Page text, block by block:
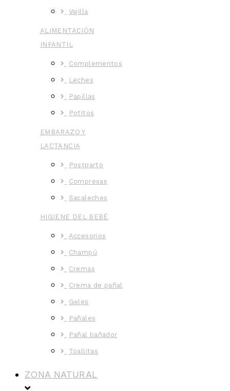
Vajilla
ALIMENTACIÓN
INFANTIL
Complementos
Leches
Papillas
Potitos
EMBARAZO Y
LACTANCIA
Postparto
Compresas
Sacaleches
HIGIENE DEL BEBÉ
Accesorios
Champú
Cremas
Crema de pañal
Geles
Pañales
Pañal bañador
Toallitas
ZONA NATURAL